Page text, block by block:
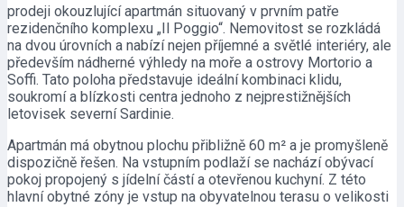
prodeji okouzlující apartmán situovaný v prvním patře
rezidenčního komplexu „Il Poggio“. Nemovitost se rozkládá
na dvou úrovních a nabízí nejen příjemné a světlé interiéry, ale
především nádherné výhledy na moře a ostrovy Mortorio a
Soffi. Tato poloha představuje ideální kombinaci klidu,
soukromí a blízkosti centra jednoho z nejprestižnějších
letovisek severní Sardinie.
Apartmán má obytnou plochu přibližně 60 m² a je promyšleně
dispozičně řešen. Na vstupním podlaží se nachází obývací
pokoj propojený s jídelní částí a otevřenou kuchyní. Z této
hlavní obytné zóny je vstup na obyvatelnou terasu o velikosti